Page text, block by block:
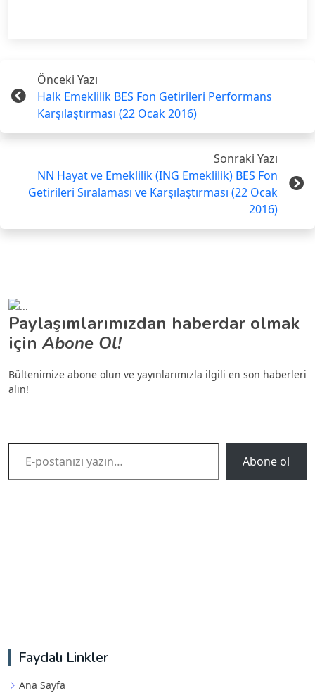
Önceki Yazı
Halk Emeklilik BES Fon Getirileri Performans
Karşılaştırması (22 Ocak 2016)
Sonraki Yazı
NN Hayat ve Emeklilik (ING Emeklilik) BES Fon
Getirileri Sıralaması ve Karşılaştırması (22 Ocak
2016)
Paylaşımlarımızdan haberdar olmak
için Abone Ol!
Bültenimize abone olun ve yayınlarımızla ilgili en son haberleri
alın!
E-postanızı yazın…
Abone ol
Faydalı Linkler
Ana Sayfa